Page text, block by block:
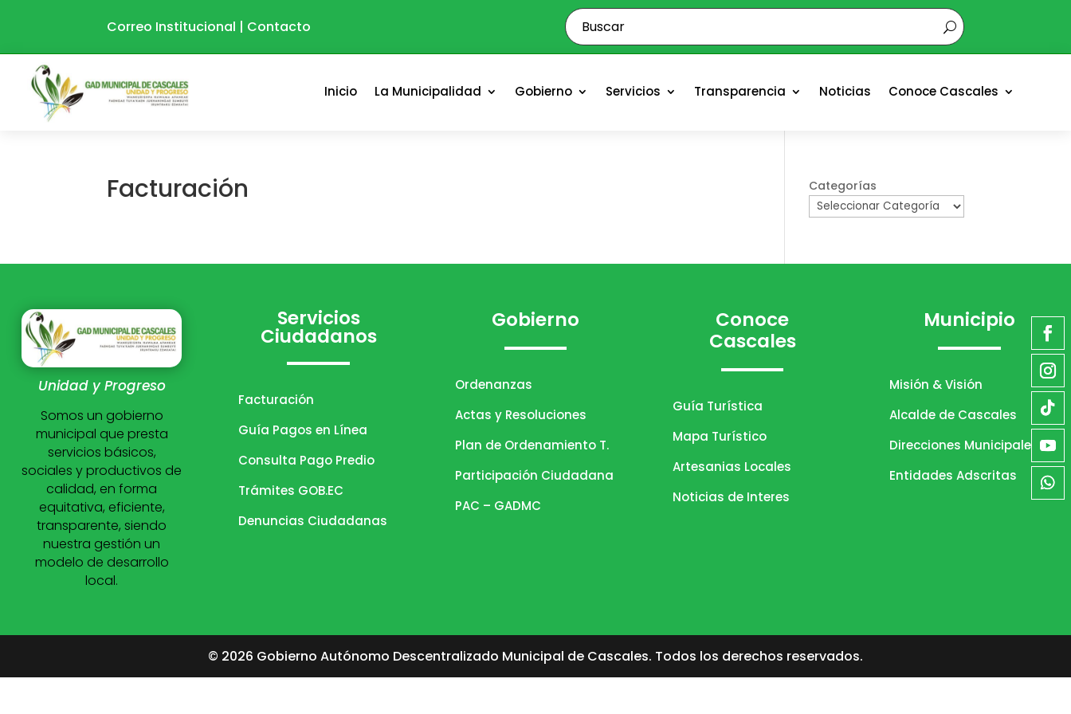
Correo Institucional | Contacto
Inicio La Municipalidad Gobierno Servicios Transparencia Noticias Conoce Cascales
Facturación Categorías
Unidad y Progreso
Somos un gobierno
municipal que presta
servicios básicos,
sociales y productivos de
calidad, en forma
equitativa, eficiente,
transparente, siendo
nuestra gestión un
modelo de desarrollo
local.
Servicios
Ciudadanos
Facturación
Guía Pagos en Línea
Consulta Pago Predio
Trámites GOB.EC
Denuncias Ciudadanas
Gobierno
Ordenanzas
Actas y Resoluciones
Plan de Ordenamiento T.
Participación Ciudadana
PAC – GADMC
Conoce
Cascales
Guía Turística
Mapa Turístico
Artesanias Locales
Noticias de Interes
Municipio
Misión & Visión
Alcalde de Cascales
Direcciones Municipales
Entidades Adscritas
© 2026 Gobierno Autónomo Descentralizado Municipal de Cascales. Todos los derechos reservados.